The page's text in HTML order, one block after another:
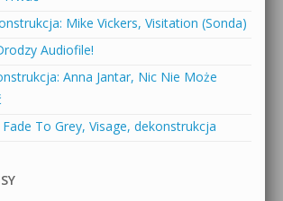
Mike Vickers, Visitation (Sonda)
Audiofile!
Anna Jantar, Nic Nie Może
Fade To Grey, Visage, dekonstrukcja